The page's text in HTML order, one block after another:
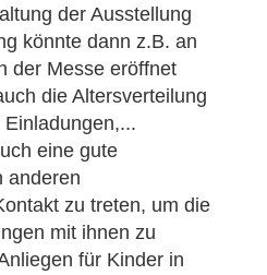
der Ausstellung
könnte dann z.B. an
der Messe eröffnet
die Altersverteilung
eine gute
anderen
zu treten, um die
mit ihnen zu
für Kinder in